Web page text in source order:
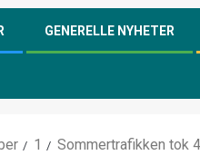
GENERELLE NYHETER
1 Sommertrafikken tok